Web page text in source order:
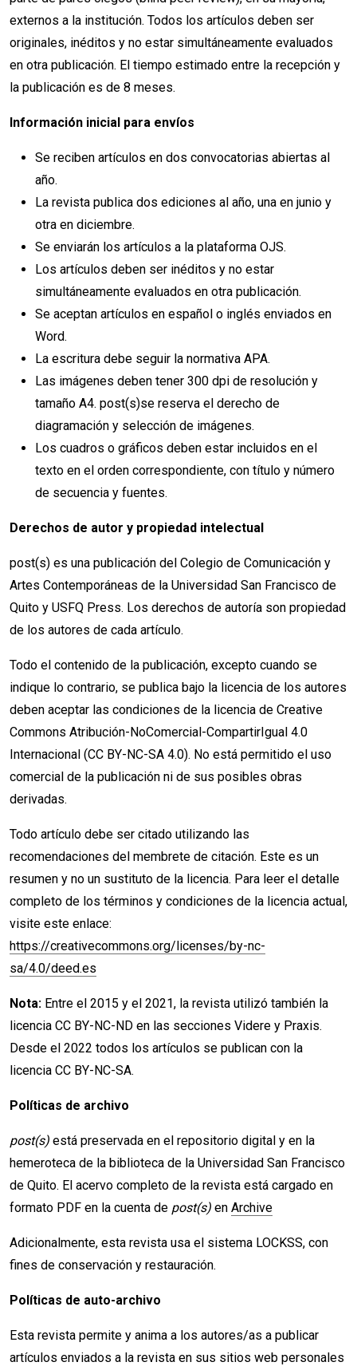
externos a la institución. Todos los artículos deben ser
originales, inéditos y no estar simultáneamente evaluados
en otra publicación. El tiempo estimado entre la recepción y
la publicación es de 8 meses.
Información inicial para envíos
Se reciben artículos en dos convocatorias abiertas al
año.
La revista publica dos ediciones al año, una en junio y
otra en diciembre.
Se enviarán los artículos a la plataforma OJS.
Los artículos deben ser inéditos y no estar
simultáneamente evaluados en otra publicación.
Se aceptan artículos en español o inglés enviados en
Word.
La escritura debe seguir la normativa APA.
Las imágenes deben tener 300 dpi de resolución y
tamaño A4. post(s)se reserva el derecho de
diagramación y selección de imágenes.
Los cuadros o gráficos deben estar incluidos en el
texto en el orden correspondiente, con título y número
de secuencia y fuentes.
Derechos de autor y propiedad intelectual
post(s) es una publicación del Colegio de Comunicación y
Artes Contemporáneas de la Universidad San Francisco de
Quito y USFQ Press. Los derechos de autoría son propiedad
de los autores de cada artículo.
Todo el contenido de la publicación, excepto cuando se
indique lo contrario, se publica bajo la licencia de los autores
deben aceptar las condiciones de la licencia de Creative
Commons Atribución-NoComercial-CompartirIgual 4.0
Internacional (CC BY-NC-SA 4.0). No está permitido el uso
comercial de la publicación ni de sus posibles obras
derivadas.
Todo artículo debe ser citado utilizando las
recomendaciones del membrete de citación. Este es un
resumen y no un sustituto de la licencia. Para leer el detalle
completo de los términos y condiciones de la licencia actual,
visite este enlace:
https://creativecommons.org/licenses/by-nc-
sa/4.0/deed.es
Nota: Entre el 2015 y el 2021, la revista utilizó también la
licencia CC BY-NC-ND en las secciones Videre y Praxis.
Desde el 2022 todos los artículos se publican con la
licencia CC BY-NC-SA.
Políticas de archivo
post(s) está preservada en el repositorio digital y en la
hemeroteca de la biblioteca de la Universidad San Francisco
de Quito. El acervo completo de la revista está cargado en
formato PDF en la cuenta de post(s) en Archive
Adicionalmente, esta revista usa el sistema LOCKSS, con
fines de conservación y restauración.
Políticas de auto-archivo
Esta revista permite y anima a los autores/as a publicar
artículos enviados a la revista en sus sitios web personales